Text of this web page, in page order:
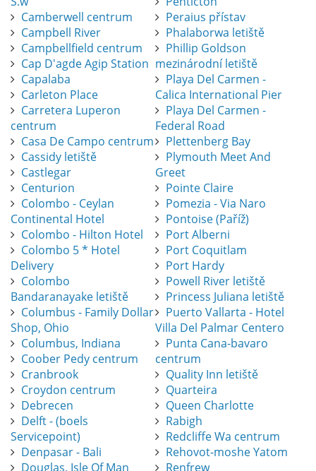
Camberwell centrum
Campbell River
Campbellfield centrum
Cap D'agde Agip Station
Capalaba
Carleton Place
Carretera Luperon
centrum
Casa De Campo centrum
Cassidy letiště
Castlegar
Centurion
Colombo - Ceylan
Continental Hotel
Colombo - Hilton Hotel
Colombo 5 * Hotel
Delivery
Colombo
Bandaranayake letiště
Columbus - Family Dollar
Shop, Ohio
Columbus, Indiana
Coober Pedy centrum
Cranbrook
Croydon centrum
Debrecen
Delft - (boels
Servicepoint)
Denpasar - Bali
Douglas, Isle Of Man
Peraius přístav
Phalaborwa letiště
Phillip Goldson
mezinárodní letiště
Playa Del Carmen -
Calica International Pier
Playa Del Carmen -
Federal Road
Plettenberg Bay
Plymouth Meet And
Greet
Pointe Claire
Pomezia - Via Naro
Pontoise (Paříž)
Port Alberni
Port Coquitlam
Port Hardy
Powell River letiště
Princess Juliana letiště
Puerto Vallarta - Hotel
Villa Del Palmar Centero
Punta Cana-bavaro
centrum
Quality Inn letiště
Quarteira
Queen Charlotte
Rabigh
Redcliffe Wa centrum
Rehovot-moshe Yatom
Renfrew